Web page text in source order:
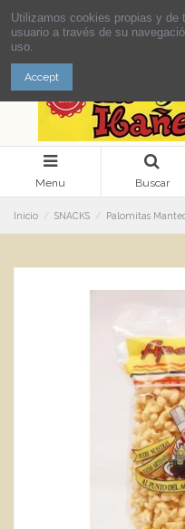
Menu Buscar
Inicio SNACKS Palomitas
Utilizamos cookies propias y de
usuario a través de su
uso.
Accept